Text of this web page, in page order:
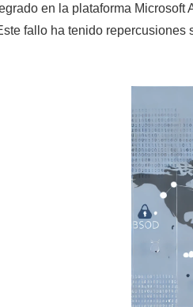
en la plataforma
fallo ha tenido